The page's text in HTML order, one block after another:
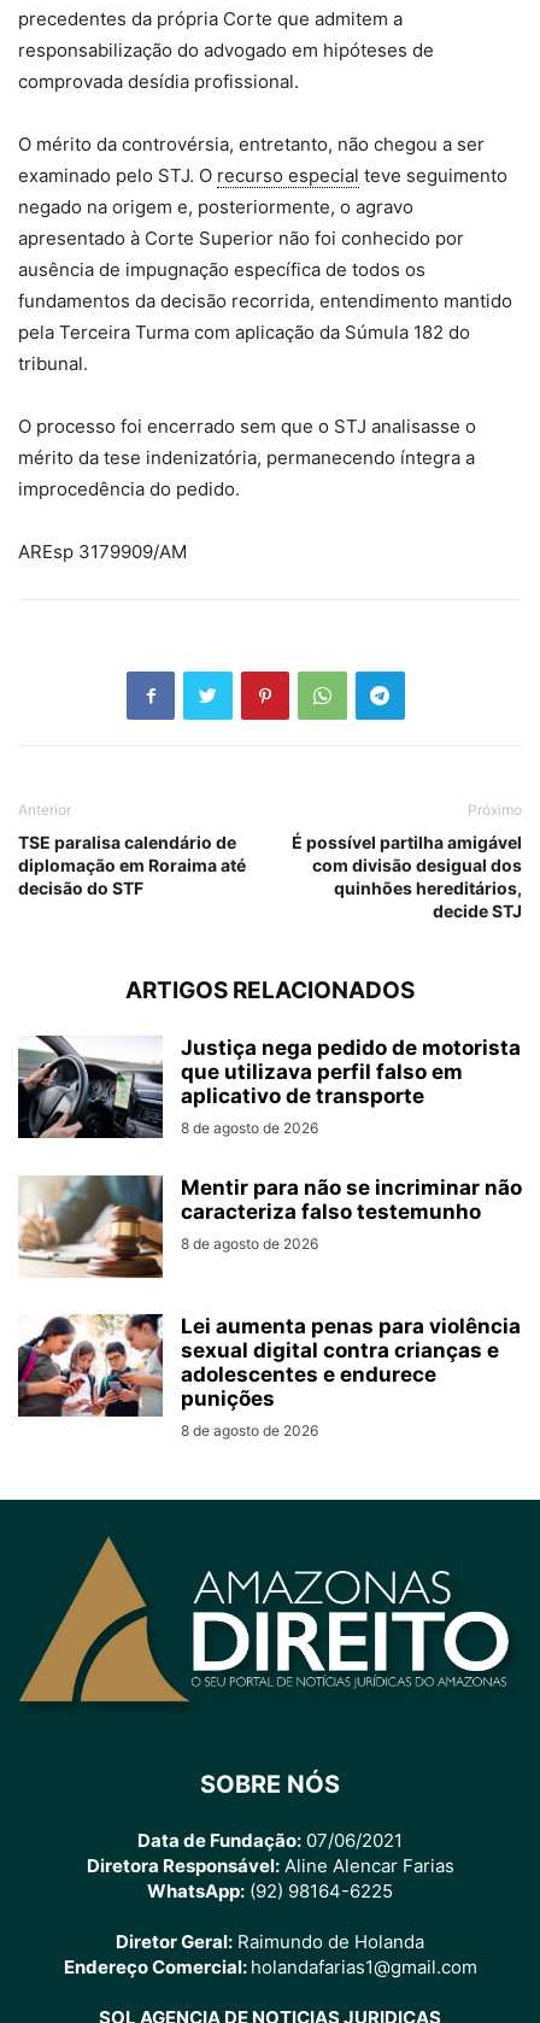
precedentes da própria Corte que admitem a
responsabilização do advogado em hipóteses de
comprovada desídia profissional.
O mérito da controvérsia, entretanto, não chegou a ser
examinado pelo STJ. O recurso especial teve seguimento
negado na origem e, posteriormente, o agravo
apresentado à Corte Superior não foi conhecido por
ausência de impugnação específica de todos os
fundamentos da decisão recorrida, entendimento mantido
pela Terceira Turma com aplicação da Súmula 182 do
tribunal.
O processo foi encerrado sem que o STJ analisasse o
mérito da tese indenizatória, permanecendo íntegra a
improcedência do pedido.
AREsp 3179909/AM
Anterior
TSE paralisa calendário de
diplomação em Roraima até
decisão do STF
Próximo
É possível partilha amigável
com divisão desigual dos
quinhões hereditários,
decide STJ
ARTIGOS RELACIONADOS
Justiça nega pedido de motorista
que utilizava perfil falso em
aplicativo de transporte
8 de agosto de 2026
Mentir para não se incriminar não
caracteriza falso testemunho
8 de agosto de 2026
Lei aumenta penas para violência
sexual digital contra crianças e
adolescentes e endurece
punições
8 de agosto de 2026
SOBRE NÓS
Data de Fundação: 07/06/2021
Diretora Responsável:Aline Alencar Farias
WhatsApp: (92) 98164-6225
Diretor Geral: Raimundo de Holanda
Endereço Comercial: holandafarias1@gmail.com
SOL AGENCIA DE NOTICIAS JURIDICAS